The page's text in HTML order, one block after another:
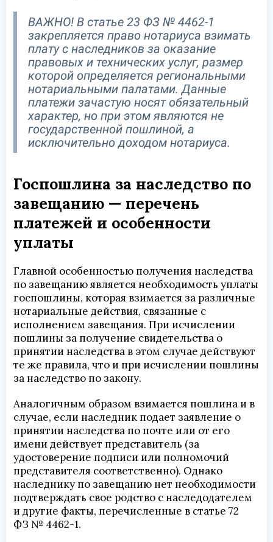
ВАЖНО! В статье 23 ФЗ № 4462-1
закрепляется право нотариуса взимать
плату с наследников за оказание
правовых и технических услуг, размер
которой определяется региональными
нотариальными палатами. Данные
платежи зачастую носят обязательный
характер, но при этом являются не
государственной пошлиной, а
исключительно доходом нотариуса.
Госпошлина за наследство по
завещанию — перечень
платежей и особенности
уплаты
Главной особенностью получения наследства
по завещанию является необходимость уплаты
госпошлины, которая взимается за различные
нотариальные действия, связанные с
исполнением завещания. При исчислении
пошлины за получение свидетельства о
принятии наследства в этом случае действуют
те же правила, что и при исчислении пошлины
за наследство по закону.
Аналогичным образом взимается пошлина и в
случае, если наследник подает заявление о
принятии наследства по почте или от его
имени действует представитель (за
удостоверение подписи или полномочий
представителя соответственно). Однако
наследнику по завещанию нет необходимости
подтверждать свое родство с наследодателем
и другие факты, перечисленные в статье 72
ФЗ № 4462-1.